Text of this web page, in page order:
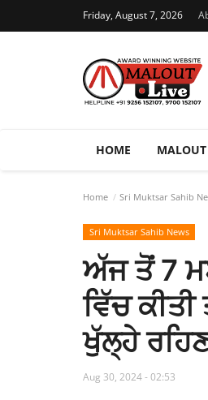
Friday, August 7, 2026
HOME
Home Sri Muktsar Sahib
Sri Muktsar Sahib News
ਅੱਜ ਤੋਂ 7
ਵਿੱਚ
ਖੁੱਲ੍ਹੇ
Aug 30, 2024 - 02:53